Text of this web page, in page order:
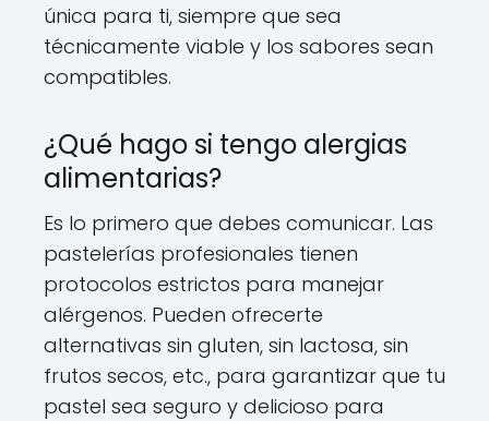
única para ti, siempre que sea
técnicamente viable y los sabores sean
compatibles.
¿Qué hago si tengo alergias
alimentarias?
Es lo primero que debes comunicar. Las
pastelerías profesionales tienen
protocolos estrictos para manejar
alérgenos. Pueden ofrecerte
alternativas sin gluten, sin lactosa, sin
frutos secos, etc., para garantizar que tu
pastel sea seguro y delicioso para